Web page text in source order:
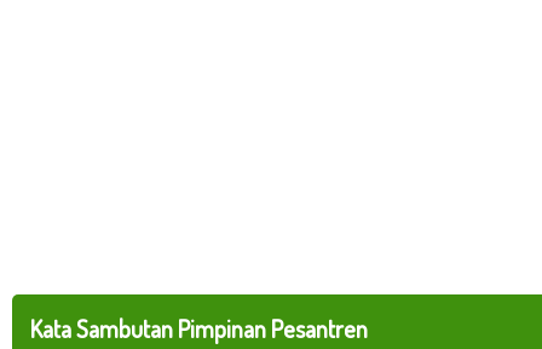
Kata Sambutan Pimpinan Pesantren